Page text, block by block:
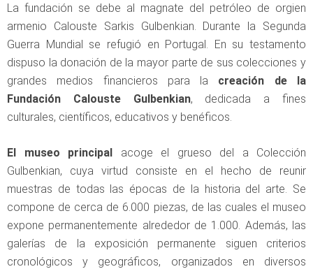
La fundación se debe al magnate del petróleo de orgien
armenio Calouste Sarkis Gulbenkian. Durante la Segunda
Guerra Mundial se refugió en Portugal. En su testamento
dispuso la donación de la mayor parte de sus colecciones y
grandes medios financieros para la creación de la
Fundación Calouste Gulbenkian, dedicada a fines
culturales, científicos, educativos y benéficos.
El museo principal acoge el grueso del a Colección
Gulbenkian, cuya virtud consiste en el hecho de reunir
muestras de todas las épocas de la historia del arte. Se
compone de cerca de 6.000 piezas, de las cuales el museo
expone permanentemente alrededor de 1.000. Además, las
galerías de la exposición permanente siguen criterios
cronológicos y geográficos, organizados en diversos